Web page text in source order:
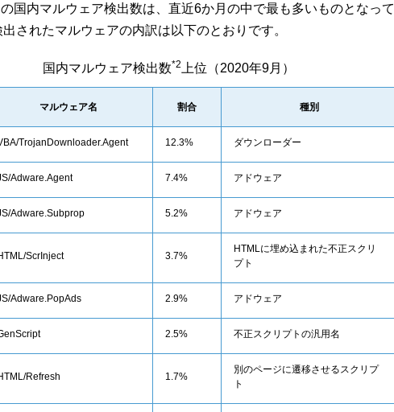
国内マルウェア検出数は、直近6か月の中で最も多いものとなって
されたマルウェアの内訳は以下のとおりです。
国内マルウェア検出数*2 上位（2020年9月）
マルウェア名 割合 種別
TrojanDownloader.Agent 12.3% ダウンローダー
Adware.Agent 7.4% アドウェア
Adware.Subprop 5.2% アドウェア
ScrInject 3.7%
HTMLに埋め込まれた不正スクリ
プト
Adware.PopAds 2.9% アドウェア
2.5% 不正スクリプトの汎用名
Refresh 1.7%
別のページに遷移させるスクリプ
ト